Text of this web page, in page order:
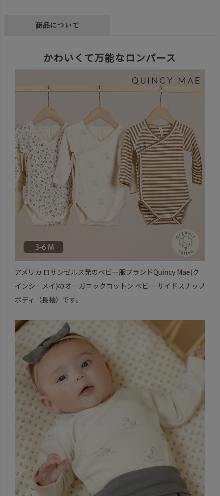
商品について
かわいくて万能なロンパース
アメリカ ロサンゼルス発のベビー服ブランドQuincy Mae(ク
インシーメイ)のオーガニックコットン ベビー サイドスナップ
ボディ（長袖）です。